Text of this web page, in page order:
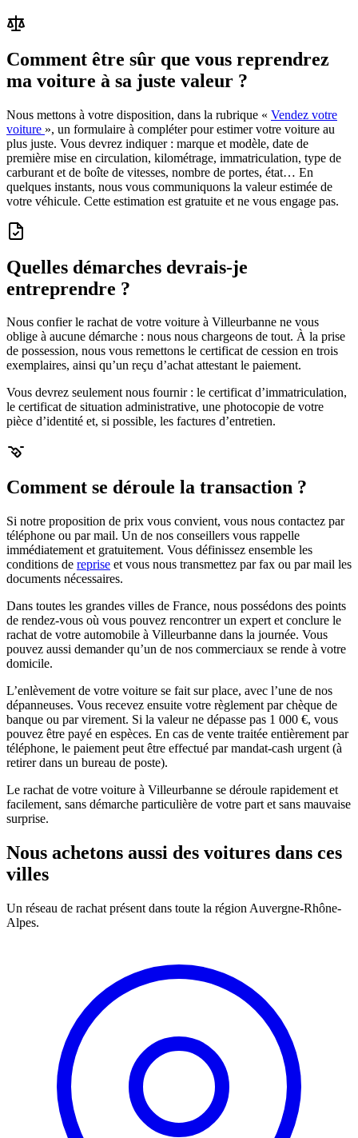
Comment être sûr que vous reprendrez
ma voiture à sa juste valeur ?
Nous mettons à votre disposition, dans la rubrique « Vendez votre
voiture », un formulaire à compléter pour estimer votre voiture au
plus juste. Vous devrez indiquer : marque et modèle, date de
première mise en circulation, kilométrage, immatriculation, type de
carburant et de boîte de vitesses, nombre de portes, état… En
quelques instants, nous vous communiquons la valeur estimée de
votre véhicule. Cette estimation est gratuite et ne vous engage pas.
Quelles démarches devrais-je
entreprendre ?
Nous confier le rachat de votre voiture à Villeurbanne ne vous
oblige à aucune démarche : nous nous chargeons de tout. À la prise
de possession, nous vous remettons le certificat de cession en trois
exemplaires, ainsi qu’un reçu d’achat attestant le paiement.
Vous devrez seulement nous fournir : le certificat d’immatriculation,
le certificat de situation administrative, une photocopie de votre
pièce d’identité et, si possible, les factures d’entretien.
Comment se déroule la transaction ?
Si notre proposition de prix vous convient, vous nous contactez par
téléphone ou par mail. Un de nos conseillers vous rappelle
immédiatement et gratuitement. Vous définissez ensemble les
conditions de reprise et vous nous transmettez par fax ou par mail les
documents nécessaires.
Dans toutes les grandes villes de France, nous possédons des points
de rendez-vous où vous pouvez rencontrer un expert et conclure le
rachat de votre automobile à Villeurbanne dans la journée. Vous
pouvez aussi demander qu’un de nos commerciaux se rende à votre
domicile.
L’enlèvement de votre voiture se fait sur place, avec l’une de nos
dépanneuses. Vous recevez ensuite votre règlement par chèque de
banque ou par virement. Si la valeur ne dépasse pas 1 000 €, vous
pouvez être payé en espèces. En cas de vente traitée entièrement par
téléphone, le paiement peut être effectué par mandat-cash urgent (à
retirer dans un bureau de poste).
Le rachat de votre voiture à Villeurbanne se déroule rapidement et
facilement, sans démarche particulière de votre part et sans mauvaise
surprise.
Nous achetons aussi des voitures dans ces
villes
Un réseau de rachat présent dans toute la région Auvergne-Rhône-
Alpes.